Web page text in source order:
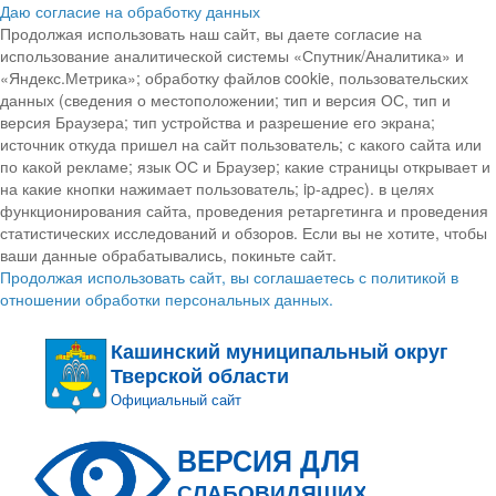
Даю согласие на обработку данных
Продолжая использовать наш сайт, вы даете согласие на
использование аналитической системы «Спутник/Аналитика» и
«Яндекс.Метрика»; обработку файлов cookie, пользовательских
данных (сведения о местоположении; тип и версия ОС, тип и
версия Браузера; тип устройства и разрешение его экрана;
источник откуда пришел на сайт пользователь; с какого сайта или
по какой рекламе; язык ОС и Браузер; какие страницы открывает и
на какие кнопки нажимает пользователь; ip-адрес). в целях
функционирования сайта, проведения ретаргетинга и проведения
статистических исследований и обзоров. Если вы не хотите, чтобы
ваши данные обрабатывались, покиньте сайт.
Продолжая использовать сайт, вы соглашаетесь с политикой в
отношении обработки персональных данных.